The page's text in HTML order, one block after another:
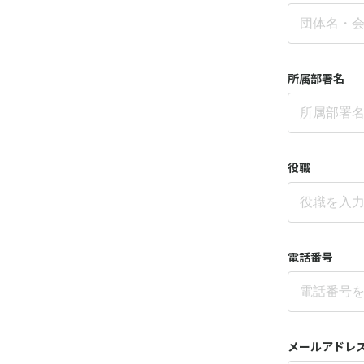
所属部署名
役職
電話番号
メールアドレ